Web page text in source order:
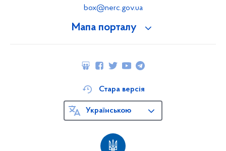
Мапа порталу
box@nerc.gov.ua
Стара версія
Українською